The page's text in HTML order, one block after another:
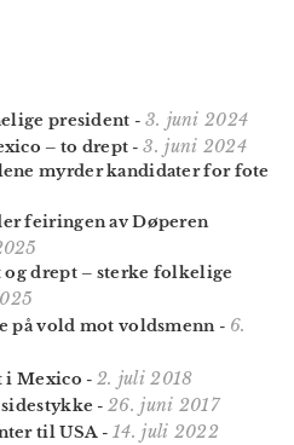
president - 3. juni 2024
– to drept -3. juni 2024
myrder kandidater for fote
feiringen av Døperen
drept – sterke folkelige
på vold mot voldsmenn- 6.
i Mexico - 2. juli 2018
-26. juni 2017
til USA -14. juli 2022